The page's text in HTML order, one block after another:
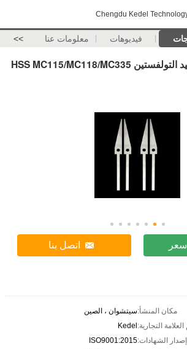
Chengdu Kedel
فيديوهات معلومات عنا >>
سكين قطع قناع كاربيد التولفستين HSS MC115/MC118/MC335
اتصل بنا
مكان المنشأ:سيتشوان ، الصين
التجارية:Kedel
إصدار الشهادات:ISO9001:2015